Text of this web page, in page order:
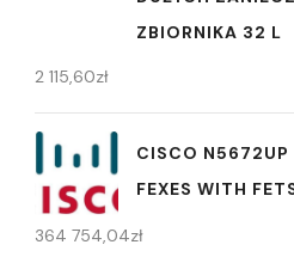
ZBIORNIKA 32 L
2 115,60zł
CISCO N5672UP
FEXES WITH
364 754,04zł